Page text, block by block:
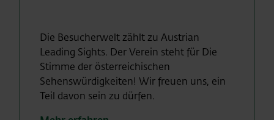
Die Besucherwelt zählt zu Austrian
Leading Sights. Der Verein steht für Die
Stimme der österreichischen
Sehenswürdigkeiten! Wir freuen uns, ein
Teil davon sein zu dürfen.